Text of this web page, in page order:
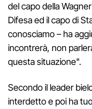
del capo della
Difesa ed il capo di
conosciamo – ha
incontrerà, non
questa situazione".
Secondo il leader
interdetto e poi ha